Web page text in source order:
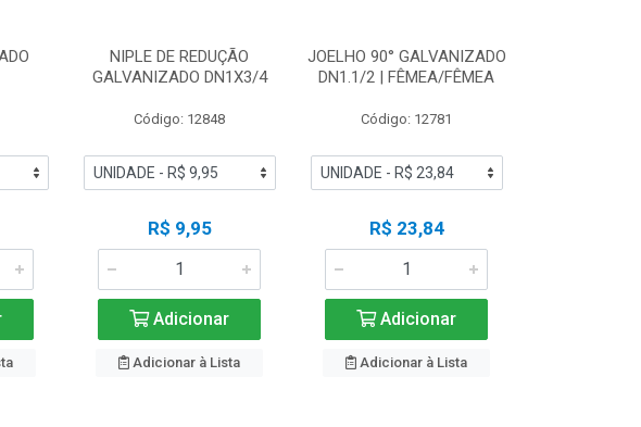
NIPLE DE REDUÇÃO
GALVANIZADO DN1X3/4
Código: 12848
R$ 9,95
Adicionar
Adicionar à Lista
JOELHO 90° GALVANIZADO
DN1.1/2 | FÊMEA/FÊMEA
Código: 12781
R$ 23,84
Adicionar
Adicionar à Lista